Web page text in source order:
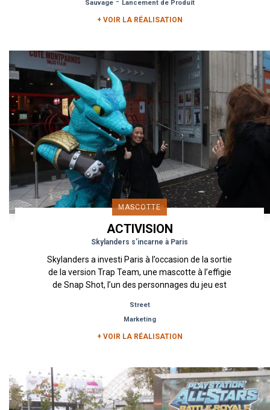
Sauvage Lancement de Produit
+ VOIR LA RÉALISATION
MASCOTTE
ACTIVISION
Skylanders s’incarne à Paris
Skylanders a investi Paris à l’occasion de la sortie
de la version Trap Team, une mascotte à l’effigie
de Snap Shot, l’un des personnages du jeu est
Street
Marketing
+ VOIR LA RÉALISATION